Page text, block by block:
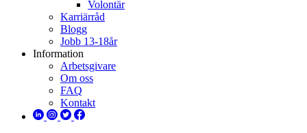
Volontär
Karriärråd
Blogg
Jobb 13-18år
Information
Arbetsgivare
Om oss
FAQ
Kontakt